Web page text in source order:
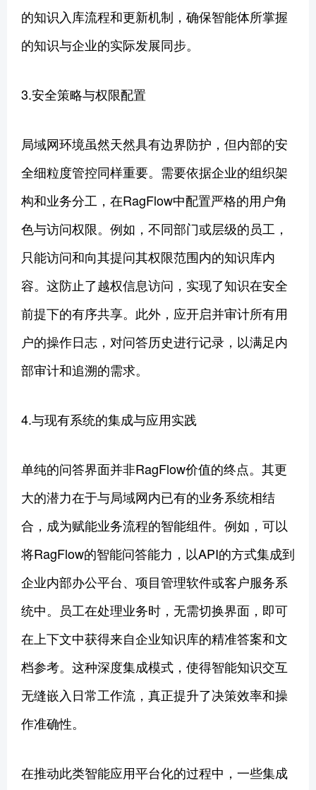
的知识入库流程和更新机制，确保智能体所掌握
的知识与企业的实际发展同步。
3.安全策略与权限配置
局域网环境虽然天然具有边界防护，但内部的安
全细粒度管控同样重要。需要依据企业的组织架
构和业务分工，在RagFlow中配置严格的用户角
色与访问权限。例如，不同部门或层级的员工，
只能访问和向其提问其权限范围内的知识库内
容。这防止了越权信息访问，实现了知识在安全
前提下的有序共享。此外，应开启并审计所有用
户的操作日志，对问答历史进行记录，以满足内
部审计和追溯的需求。
4.与现有系统的集成与应用实践
单纯的问答界面并非RagFlow价值的终点。其更
大的潜力在于与局域网内已有的业务系统相结
合，成为赋能业务流程的智能组件。例如，可以
将RagFlow的智能问答能力，以API的方式集成到
企业内部办公平台、项目管理软件或客户服务系
统中。员工在处理业务时，无需切换界面，即可
在上下文中获得来自企业知识库的精准答案和文
档参考。这种深度集成模式，使得智能知识交互
无缝嵌入日常工作流，真正提升了决策效率和操
作准确性。
在推动此类智能应用平台化的过程中，一些集成